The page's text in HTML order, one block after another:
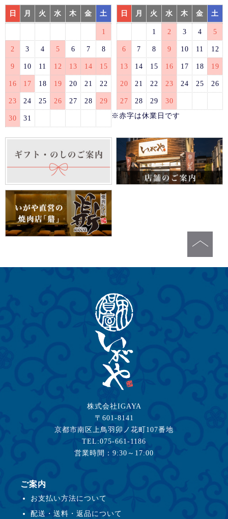
日 月 火 水 木 金 土
1
2 3 4 5 6 7 8
9 10 11 12 13 14 15
16 17 18 19 20 21 22
23 24 25 26 27 28 29
30 31
日 月 火 水 木 金 土
1 2 3 4 5
6 7 8 9 10 11 12
13 14 15 16 17 18 19
20 21 22 23 24 25 26
27 28 29
30
※赤字は休業日です
株式会社IGAYA
〒601-8141
京都市南区上鳥羽卯ノ花町107番地
TEL:075-661-1186
営業時間：9:30～17:00
ご案内
お支払い方法について
配送・送料・返品について